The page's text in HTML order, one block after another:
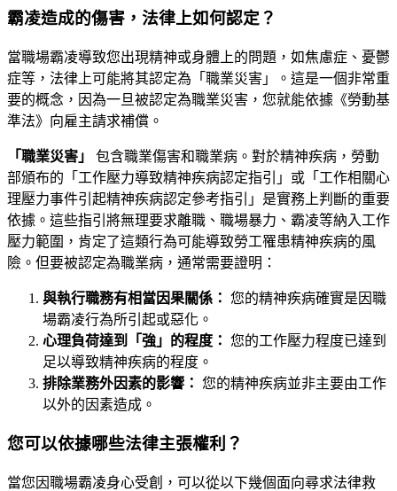
霸凌造成的傷害，法律上如何認定？
當職場霸凌導致您出現精神或身體上的問題，如焦慮症、憂鬱
症等，法律上可能將其認定為「職業災害」。這是一個非常重
要的概念，因為一旦被認定為職業災害，您就能依據《勞動基
準法》向雇主請求補償。
「職業災害」
包含職業傷害和職業病。對於精神疾病，勞動
部頒布的「工作壓力導致精神疾病認定指引」或「工作相關心
理壓力事件引起精神疾病認定參考指引」是實務上判斷的重要
依據。這些指引將無理要求離職、職場暴力、霸凌等納入工作
壓力範圍，肯定了這類行為可能導致勞工罹患精神疾病的風
險。但要被認定為職業病，通常需要證明：
與執行職務有相當因果關係： 您的精神疾病確實是因職
場霸凌行為所引起或惡化。
心理負荷達到「強」的程度： 您的工作壓力程度已達到
足以導致精神疾病的程度。
排除業務外因素的影響： 您的精神疾病並非主要由工作
以外的因素造成。
您可以依據哪些法律主張權利？
當您因職場霸凌身心受創，可以從以下幾個面向尋求法律救